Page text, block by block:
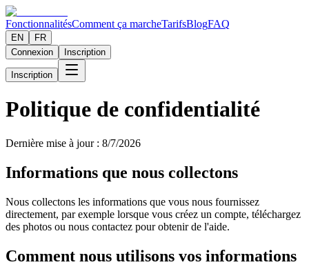
FonctionnalitésComment ça marcheTarifsBlogFAQ
EN
FR
Connexion
Inscription
Inscription
Politique de confidentialité
Dernière mise à jour : 8/7/2026
Informations que nous collectons
Nous collectons les informations que vous nous fournissez
directement, par exemple lorsque vous créez un compte, téléchargez
des photos ou nous contactez pour obtenir de l'aide.
Comment nous utilisons vos informations